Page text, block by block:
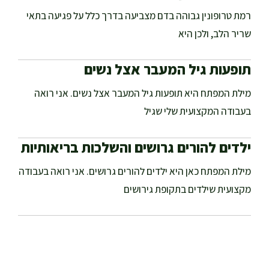
רמת טרופונין גבוהה בדם מצביעה בדרך כלל על פגיעה בתאי
שריר הלב, ולכן היא
תופעות גיל המעבר אצל נשים
מילת המפתח היא תופעות גיל המעבר אצל נשים. אני רואה
בעבודה המקצועית שלי שגיל
ילדים להורים גרושים והשלכות בריאותיות
מילת המפתח כאן היא ילדים להורים גרושים. אני רואה בעבודה
מקצועית שילדים בתקופת גירושים